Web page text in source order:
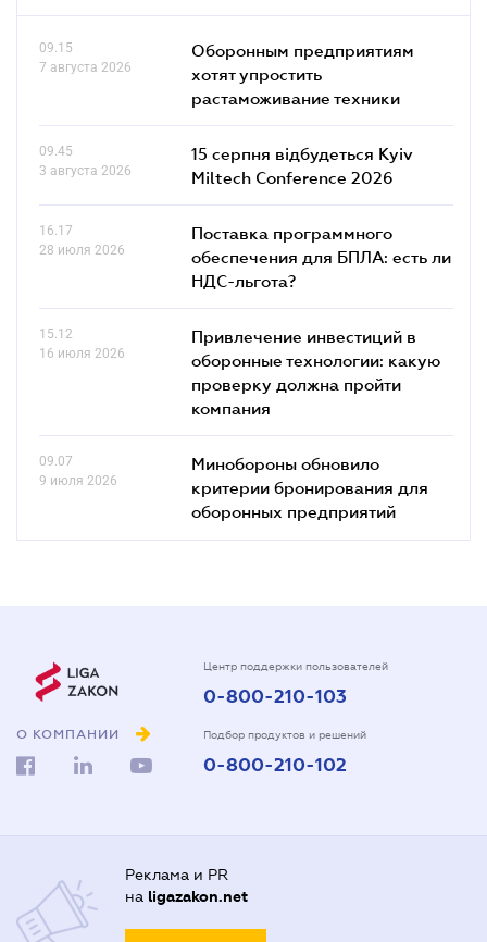
09.15
7 августа 2026
Оборонным предприятиям
хотят упростить
растаможивание техники
09.45
3 августа 2026
15 серпня відбудеться Kyiv
Miltech Conference 2026
16.17
28 июля 2026
Поставка программного
обеспечения для БПЛА: есть ли
НДС-льгота?
15.12
16 июля 2026
Привлечение инвестиций в
оборонные технологии: какую
проверку должна пройти
компания
09.07
9 июля 2026
Минобороны обновило
критерии бронирования для
оборонных предприятий
О КОМПАНИИ
Центр поддержки пользователей
0-800-210-103
Подбор продуктов и решений
0-800-210-102
Реклама и PR
на ligazakon.net